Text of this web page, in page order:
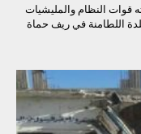
النظام والمليشيات
اللطامنة في ريف حماة